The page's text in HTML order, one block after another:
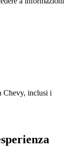
Chevy, inclusi i